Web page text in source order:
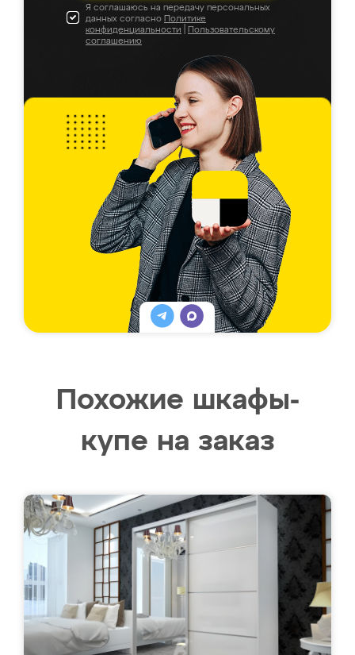
Я соглашаюсь на передачу персональных
данных согласно Политике
конфиденциальности
Пользовательскому
соглашению
Похожие шкафы-
купе на заказ